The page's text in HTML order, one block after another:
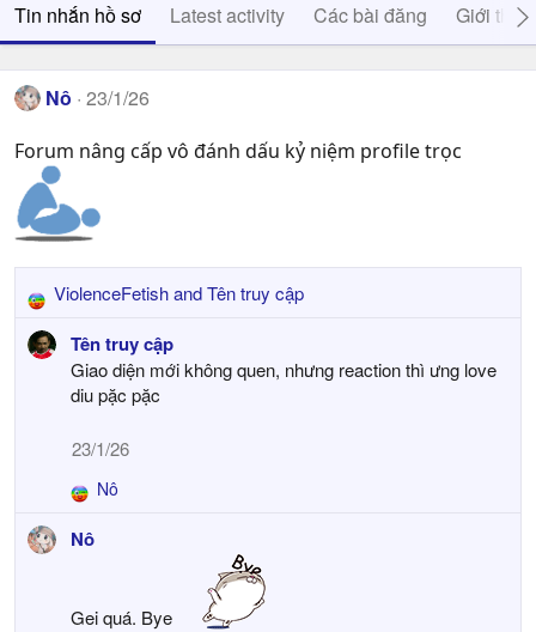
Tin nhắn hồ sơ Latest activity Các bài đăng Giới thiệu
Nô 23/1/26
Forum nâng cấp vô đánh dấu kỷ niệm profile trọc
R
e
a
:
ViolenceFetishandTên truy cập
Tên truy cập
Giao diện mới không quen, nhưng reaction thì ưng love
diu pặc pặc
23/1/26
R
a
i
Nô
Nô
Gei quá. Bye